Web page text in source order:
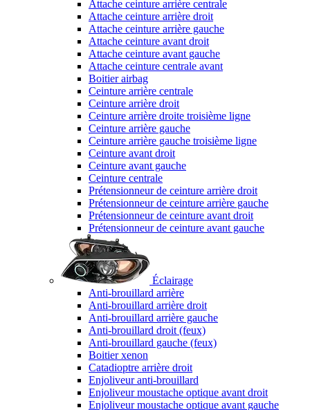
Attache ceinture arrière centrale
Attache ceinture arrière droit
Attache ceinture arrière gauche
Attache ceinture avant droit
Attache ceinture avant gauche
Attache ceinture centrale avant
Boitier airbag
Ceinture arrière centrale
Ceinture arrière droit
Ceinture arrière droite troisième ligne
Ceinture arrière gauche
Ceinture arrière gauche troisième ligne
Ceinture avant droit
Ceinture avant gauche
Ceinture centrale
Prétensionneur de ceinture arrière droit
Prétensionneur de ceinture arrière gauche
Prétensionneur de ceinture avant droit
Prétensionneur de ceinture avant gauche
Éclairage
Anti-brouillard arrière
Anti-brouillard arrière droit
Anti-brouillard arrière gauche
Anti-brouillard droit (feux)
Anti-brouillard gauche (feux)
Boitier xenon
Catadioptre arrière droit
Enjoliveur anti-brouillard
Enjoliveur moustache optique avant droit
Enjoliveur moustache optique avant gauche